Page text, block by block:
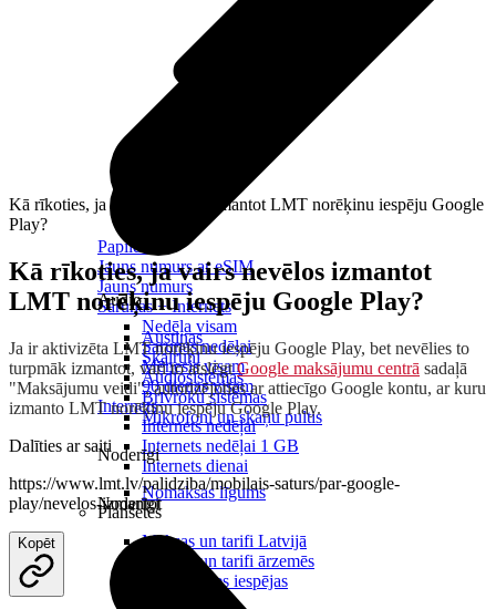
Papildināt
Jauns numurs ar eSIM
Jauns numurs
Sarunas + Internets
Nedēļa visam
Sarunas nedēļai
Mēnesis visam
90 dienas visam
Internets
Internets nedēļai
Internets nedēļai 1 GB
Internets dienai
Noderīgi
Maksas un tarifi Latvijā
Maksas un tarifi ārzemēs
LMT Kartes iespējas
Audio
Austiņas
Skaļruņi
Audiosistēmas
Brīvroku sistēmas
Mikrofoni un skaņu pultis
Noderīgi
Nomaksas līgums
Planšetes
Kā rīkoties, ja vairs nevēlos izmantot LMT norēķinu iespēju Google
Play?
Kā rīkoties, ja vairs nevēlos izmantot
LMT norēķinu iespēju Google Play?
Ja ir aktivizēta LMT norēķinu iespēju Google Play, bet nevēlies to
turpmāk izmantot, vari to atslēgtGoogle maksājumu centrā sadaļā
"Maksājumu veidi", autorizējoties ar attiecīgo Google kontu, ar kuru
izmanto LMT norēķinu iespēju Google Play.
Dalīties ar saiti
https://www.lmt.lv/palidziba/mobilais-saturs/par-google-
play/nevelos-izmantot
Kopēt